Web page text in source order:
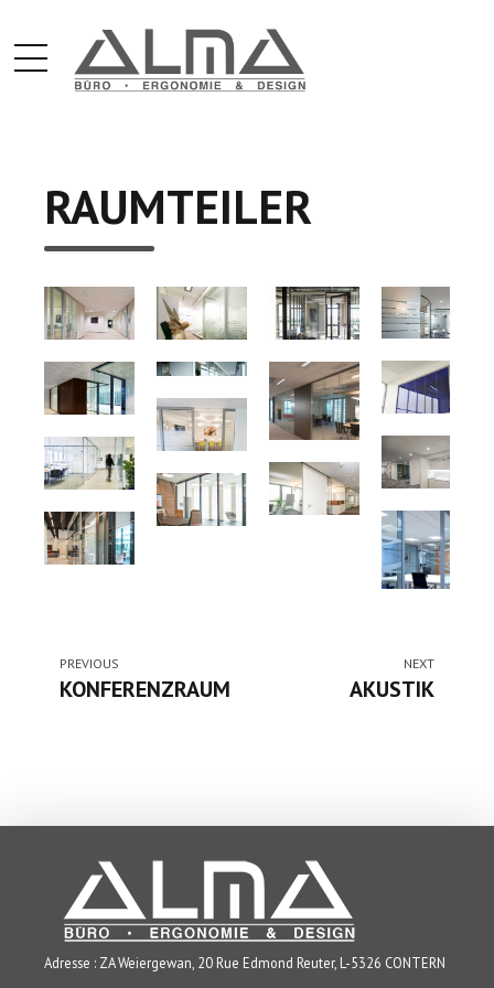
RAUMTEILER
PREVIOUS
KONFERENZRAUM
NEXT
AKUSTIK
Adresse : ZA Weiergewan, 20 Rue Edmond Reuter, L-5326 CONTERN